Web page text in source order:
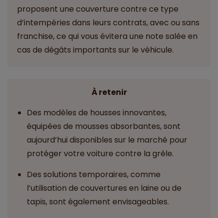
proposent une couverture contre ce type
d’intempéries dans leurs contrats, avec ou sans
franchise, ce qui vous évitera une note salée en
cas de dégâts importants sur le véhicule.
À retenir
Des modèles de housses innovantes,
équipées de mousses absorbantes, sont
aujourd’hui disponibles sur le marché pour
protéger votre voiture contre la grêle.
Des solutions temporaires, comme
l’utilisation de couvertures en laine ou de
tapis, sont également envisageables.